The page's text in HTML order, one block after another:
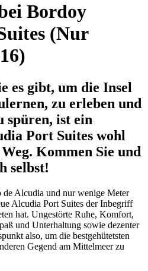
Bordoy
(Nur
es gibt, um die Insel
zu erleben und
spüren, ist ein
Port Suites wohl
Kommen Sie und
selbst!
Alcudia und nur wenige Meter
Alcudia Port Suites der Inbegriff
hat. Ungestörte Ruhe, Komfort,
und Unterhaltung sowie dezenter
also, um die bestgehütetsten
Gegend am Mittelmeer zu